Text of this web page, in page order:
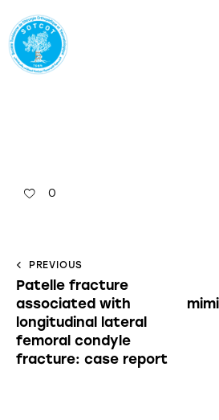
0
PREVIOUS
Patelle fracture
associated with
longitudinal lateral
femoral condyle
fracture: case report